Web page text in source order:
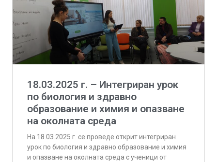
18.03.2025 г. – Интегриран урок
по биология и здравно
образование и химия и опазване
на околната среда
На 18.03.2025 г. се проведе открит интегриран
урок по биология и здравно образование и химия
и опазване на околната среда с ученици от